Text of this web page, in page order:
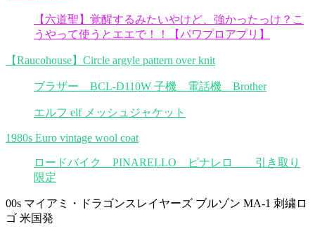
【六道聖】覚醒するみたいやけど、強かったっけ？こ
うやって使うとエエで！！【パワプロアプリ】
【Raucohouse】Circle argyle pattern over knit
ブラザー BCL-D110W 子機 電話機 Brother
エルフ elf メッシュジャケット
1980s Euro vintage wool coat
ロードバイク PINARELLO ピナレロ 引き取り
限定
00s マイアミ・ドラゴンスレイヤーズ ブルゾン MA-1 刺繍ロ
ゴ 米国発